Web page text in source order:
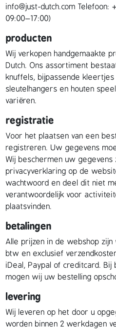
info@just-dutch.com Telefoon:
09:00–17:00)
producten
Wij verkopen handgemaakte
Dutch. Ons assortiment
knuffels, bijpassende
sleutelhangers en houten
variëren.
registratie
Voor het plaatsen van een
registreren. Uw gegevens
Wij beschermen uw gegevens
privacyverklaring op de
wachtwoord en deel dit niet
verantwoordelijk voor
plaatsvinden.
betalingen
Alle prijzen in de webshop zijn
btw en exclusief
iDeal, Paypal of creditcard. Bij
mogen wij uw bestelling
levering
Wij leveren op het door u
worden binnen 2 werkdagen